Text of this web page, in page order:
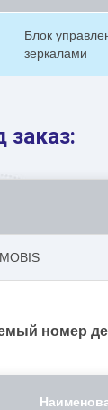
Блок
зеркалами
заказ:
номер